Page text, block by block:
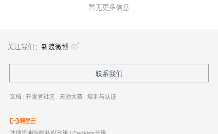
暂无更多信息
关注我们： 新浪微博
联系我们
文档 | 开发者社区 | 天池大赛 | 培训与认证